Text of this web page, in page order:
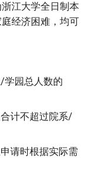
江大学全日制本
经济困难，均可
学园总人数的
计不超过院系/
请时根据实际需